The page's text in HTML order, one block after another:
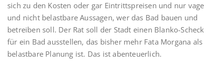
sich zu den Kosten oder gar Eintrittspreisen und nur vage
und nicht belastbare Aussagen, wer das Bad bauen und
betreiben soll. Der Rat soll der Stadt einen Blanko-Scheck
für ein Bad ausstellen, das bisher mehr Fata Morgana als
belastbare Planung ist. Das ist abenteuerlich.